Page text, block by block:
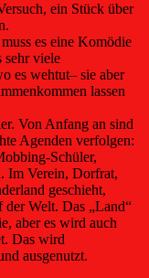
ein Stück über
es eine Komödie
sehr viele
es wehtut– sie aber
lassen
Von Anfang an sind
Agenden verfolgen:
Schüler,
Im Verein, Dorfrat,
geschieht,
Welt. Das „Land“
aber es wird auch
Das wird
ausgenutzt.